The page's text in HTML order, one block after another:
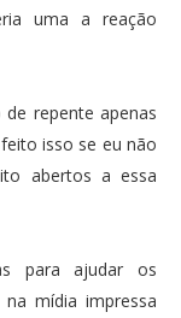
uma a reação
repente apenas
isso se eu não
abertos a essa
para ajudar os
mídia impressa